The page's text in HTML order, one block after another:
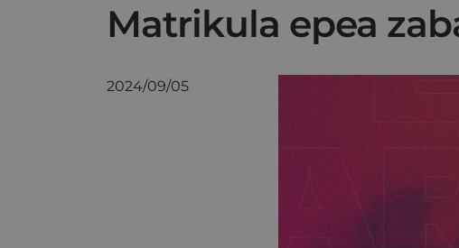
Matrikula epea
2024/09/05